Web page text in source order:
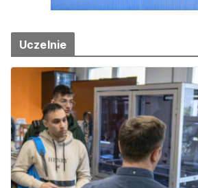
Uczelnie